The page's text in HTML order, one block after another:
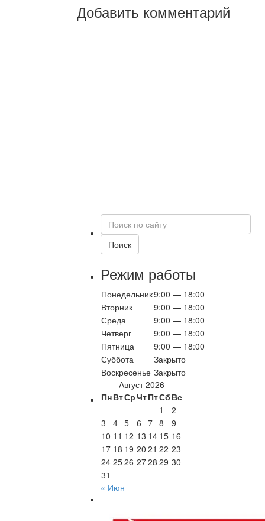
Добавить комментарий
Поиск
по
сайту
Поиск
Режим работы
Понедельник9:00 — 18:00
Вторник
9:00 — 18:00
Среда
9:00 — 18:00
Четверг
9:00 — 18:00
Пятница
9:00 — 18:00
Суббота
Закрыто
Воскресенье Закрыто
Август 2026
ПнВтСрЧтПтСб Вс
1
2
3
4 5 6 7 8
9
10 11 12 13 14 15 16
17 18 19 20 21 22 23
24 2526 2728 29 30
31
« Июн